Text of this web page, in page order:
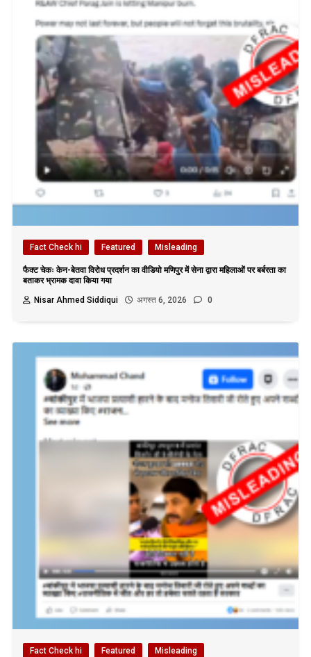
Fact Check hi Featured Misleading
फैक्ट चेकः केन-बेतवा विरोध प्रदर्शन का वीडियो मणिपुर में सेना द्वारा महिलाओं पर बर्बरता का
बताकर भ्रामक दावा किया गया
Nisar Ahmed Siddiqui
अगस्त 6, 2026 0
Fact Check hi Featured Misleading